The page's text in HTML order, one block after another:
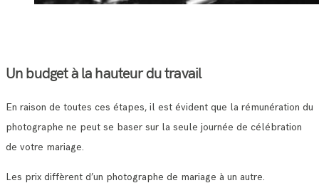
Un budget à la hauteur du travail
En raison de toutes ces étapes, il est évident que la rémunération du
photographe ne peut se baser sur la seule journée de célébration
de votre mariage.
Les prix diffèrent d’un photographe de mariage à un autre.